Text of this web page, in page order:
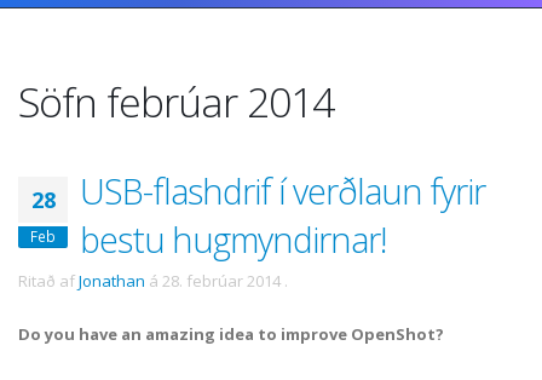
Söfn febrúar 2014
28
Feb
USB-flashdrif í verðlaun fyrir
bestu hugmyndirnar!
Ritað afJonathan á 28. febrúar 2014 .
Do you have an amazing idea to improve OpenShot?